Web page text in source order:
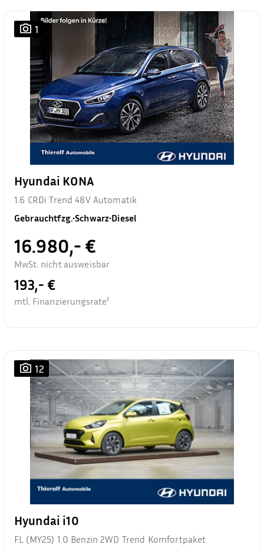
1
Hyundai KONA
1.6 CRDi Trend 48V Automatik
Gebrauchtfzg.•Schwarz•Diesel
16.980,- €
MwSt. nicht ausweisbar
193,- €
mtl. Finanzierungsrate²
12
Hyundai i10
FL (MY25) 1.0 Benzin 2WD Trend Komfortpaket